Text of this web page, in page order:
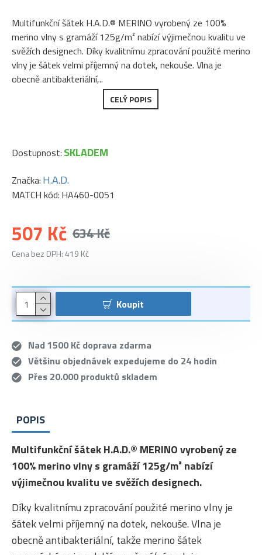
Multifunkční šátek H.A.D.® MERINO vyrobený ze 100%
merino vlny s gramáží 125g/m² nabízí výjimečnou kvalitu ve
svěžích designech. Díky kvalitnímu zpracování použité merino
vlny je šátek velmi příjemný na dotek, nekouše. Vlna je
obecně antibakteriální,..
CELÝ POPIS
507 Kč 634 Kč
Cena bez DPH: 419 Kč
Dostupnost: SKLADEM
Značka: H.A.D.
MATCH kód: HA460-0051
Koupit
Nad 1500 Kč doprava zdarma
Většinu objednávek expedujeme do 24 hodin
Přes 20.000 produktů skladem
POPIS
Multifunkční šátek H.A.D.® MERINO vyrobený ze
100% merino vlny s gramáží 125g/m² nabízí
výjimečnou kvalitu ve svěžích designech.
Díky kvalitnímu zpracování použité merino vlny je
šátek velmi příjemný na dotek, nekouše. Vlna je
obecně antibakteriální, takže merino šátek